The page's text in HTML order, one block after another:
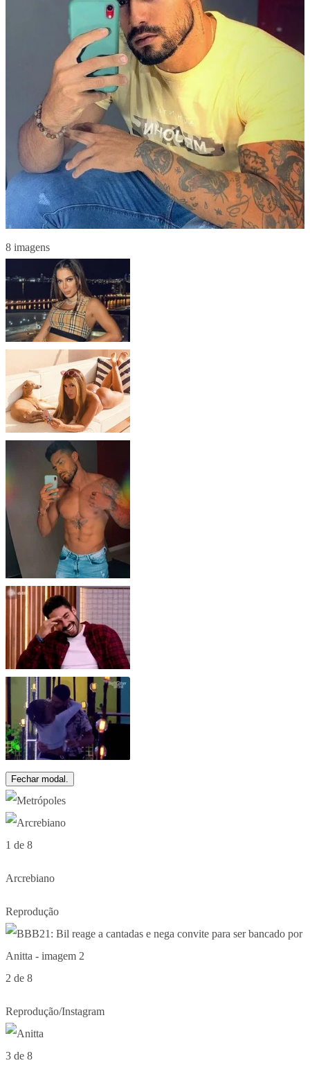
8 imagens
Fechar modal.
1 de 8
Arcrebiano
Reprodução
2 de 8
Reprodução/Instagram
3 de 8